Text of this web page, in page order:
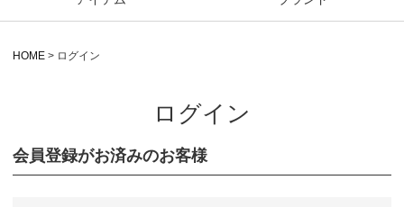
HOME ログイン
ログイン
会員登録がお済みのお客様